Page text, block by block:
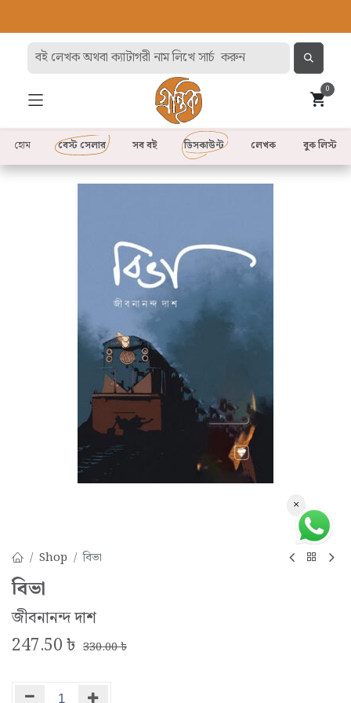
0
হোম বেস্ট সেলার সব বই লেখক
ডিসকাউন্ট বুক লিস্ট
Shop বিভা
বিভা
জীবনানন্দ দাশ
247.50৳ 330.00৳
×